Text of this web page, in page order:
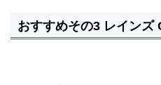
おすすめその3 レインズ